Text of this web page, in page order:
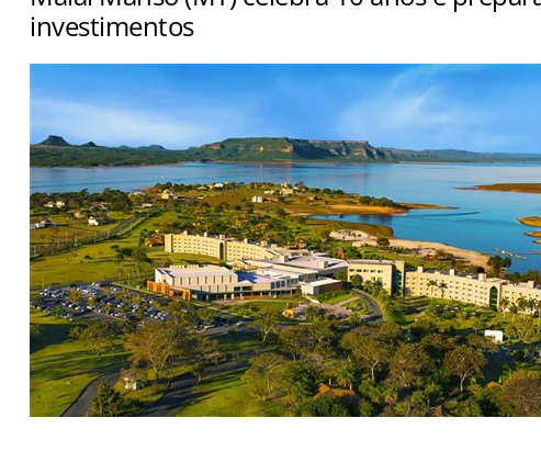
investimentos
Empreendimento atingiu 1,1 milhão de hóspedes e
de convenções